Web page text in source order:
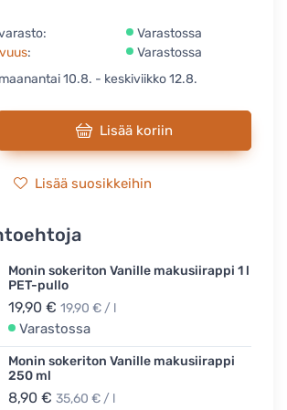
Varastossa
:
Varastossa
10.8. - keskiviikko 12.8.
Lisää koriin
Lisää suosikkeihin
Monin sokeriton Vanille makusiirappi 1 l
PET-pullo
19,90 € 19,90 € / l
Varastossa
Monin sokeriton Vanille makusiirappi
250 ml
8,90 € 35,60 € / l